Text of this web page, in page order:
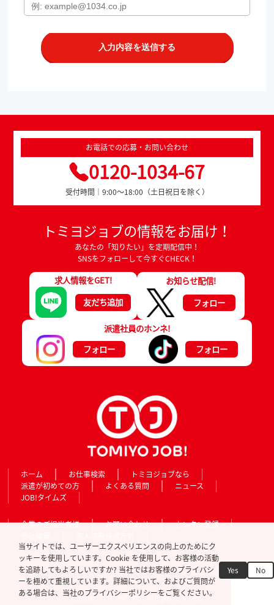
お電話での応募・お問い合わせ
0120-1034-67
受付時間｜9:00～18:00（土日祝日を除く）
トミヨジョブの情報をお届け！
あなたの「知りたい」を定期配信中！
SNSをフォローして今すぐCHECK！
求人情報をGET!
友だち追加
お知らせ配信!
フォロー
派遣社員のホンネ!
フォロー
フォロー
ホーム お仕事検索
トミヨジョブなら
派遣が初めての方
よくある質問
ニュース
JOB!タイムズ
企業のご担当者様 お問い合わせ
カンタン登録
Copyright © TOMIYO JOB!. All Rights Reserved.
当サイトでは、ユーザーエクスペリエンスの向上のためにク
ッキーを使用しています。Cookie を使用して、お客様の活動
を追跡してもよろしいですか? 当社ではお客様のプライバシ
ーを極めて重視しています。詳細について、およびご質問が
ある場合は、当社のプライバシーポリシーをご覧ください。
Yes No